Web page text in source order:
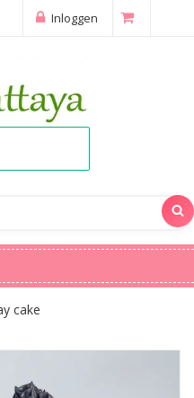
Inloggen
cake